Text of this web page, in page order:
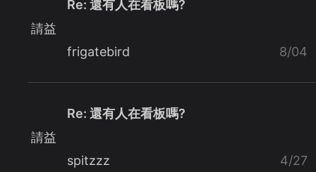
請益
Re: 還有人在看板嗎?
frigatebird 8/04
請益
Re: 還有人在看板嗎?
spitzzz 4/27